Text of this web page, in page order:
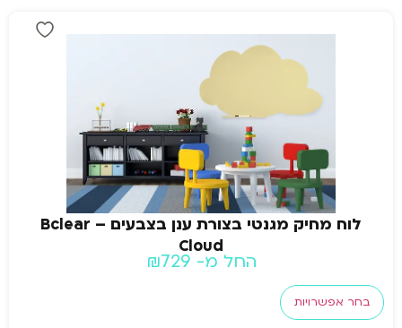
לוח מחיק מגנטי בצורת ענן בצבעים – Bclear
Cloud
החל מ- ₪729
בחר אפשרויות